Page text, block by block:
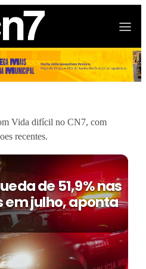
Vida difícil no CN7, com
recentes.
de 51,9% nas
julho, aponta